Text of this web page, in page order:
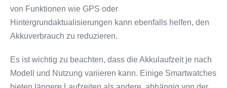
von Funktionen wie GPS oder
Hintergrundaktualisierungen kann ebenfalls helfen, den
Akkuverbrauch zu reduzieren.
Es ist wichtig zu beachten, dass die Akkulaufzeit je nach
Modell und Nutzung variieren kann. Einige Smartwatches